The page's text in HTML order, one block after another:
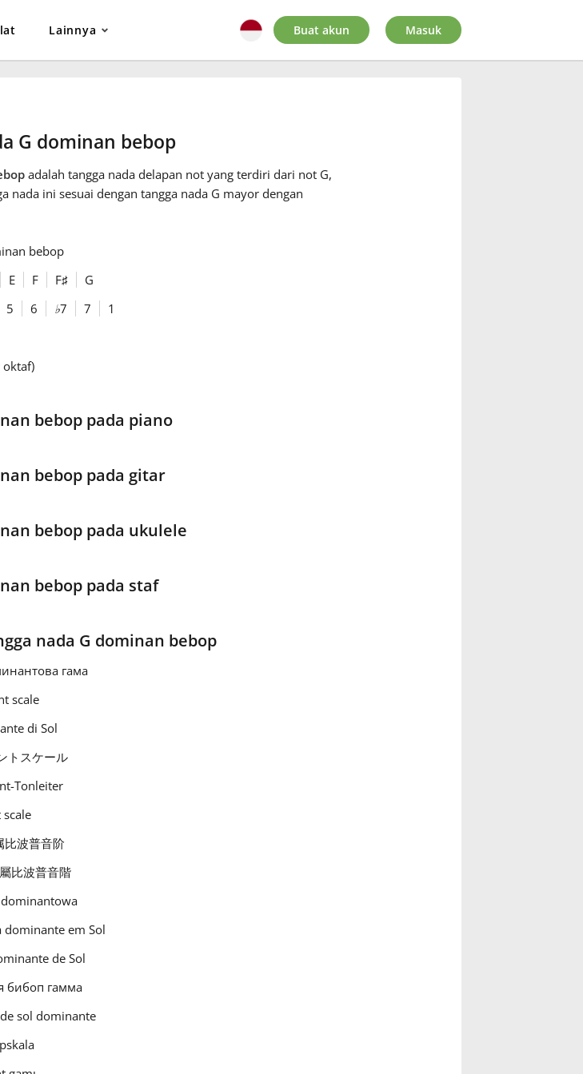
Lainnya Buat akun Masuk
G dominan bebop
adalah tangga nada delapan not yang terdiri dari not G,
nada ini sesuai dengan tangga nada G mayor dengan
bebop
E F F♯ G
5 6 ♭7 7 1
bebop pada piano
bebop pada gitar
bebop pada ukulele
bebop pada staf
nada G dominan bebop
гама
scale
di Sol
トスケール
Tonleiter
比波普音阶
比波普音階
dominante em Sol
de Sol
бибоп гамма
sol dominante